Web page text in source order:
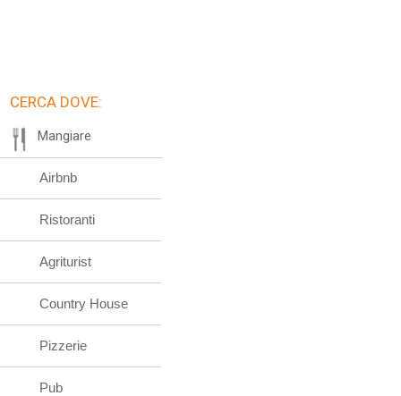
CERCA DOVE:
Mangiare
Airbnb
Ristoranti
Agriturist
Country House
Pizzerie
Pub